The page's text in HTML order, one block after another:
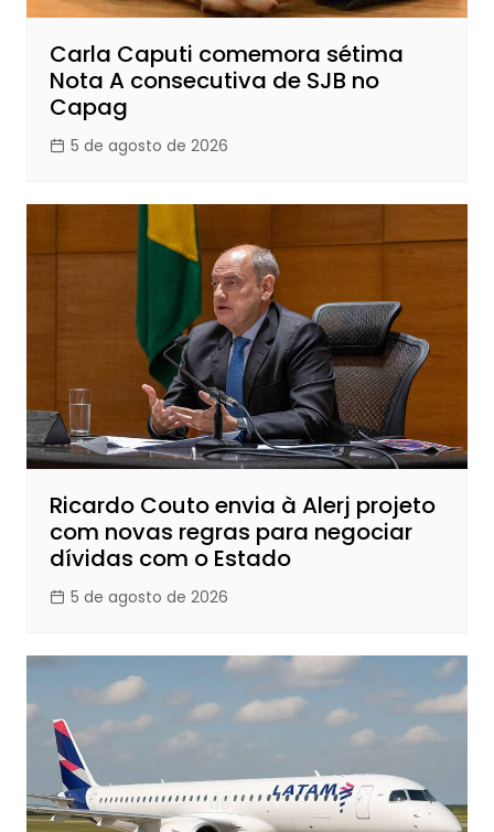
Carla Caputi comemora sétima
Nota A consecutiva de SJB no
Capag
5 de agosto de 2026
Ricardo Couto envia à Alerj projeto
com novas regras para negociar
dívidas com o Estado
5 de agosto de 2026